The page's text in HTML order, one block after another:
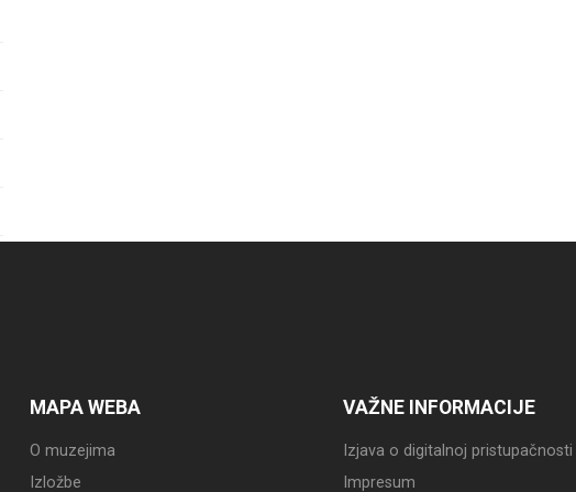
MAPA WEBA
O muzejima
Izložbe
VAŽNE INFORMACIJE
Izjava o digitalnoj pristupačnosti
Impresum